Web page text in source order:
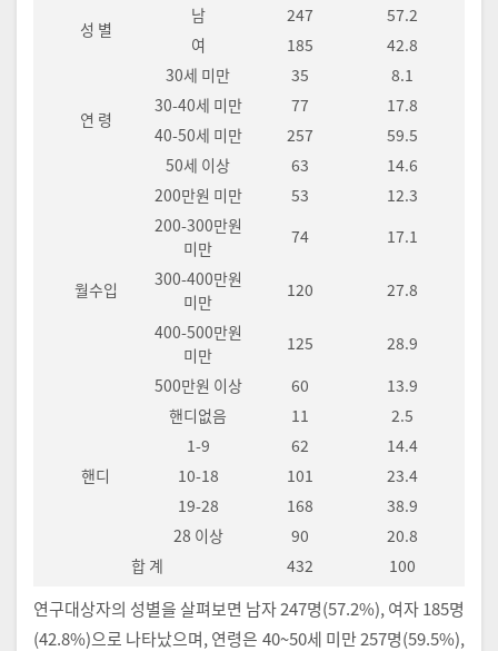
성 별
남 247
57.2
여
185 42.8
연 령
30세 미만 35
8.1
30-40세 미만
77
17.8
40-50세 미만
257
59.5
50세 이상
63 14.6
월수입
200만원 미만 53
12.3
200-300만원
미만
74
17.1
300-400만원
미만
120
27.8
400-500만원
미만
125
28.9
500만원 이상
60 13.9
핸디
핸디없음 11
2.5
1-9
62
14.4
10-18
101
23.4
19-28
168
38.9
28 이상
90
20.8
합 계
432 100
연구대상자의 성별을 살펴보면 남자 247명(57.2%), 여자 185명
(42.8%)으로 나타났으며, 연령은 40~50세 미만 257명(59.5%),